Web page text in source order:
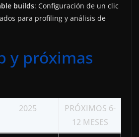
builds: Configuración de un clic
para profiling y análisis de
y próximas
2025
PRÓXIMOS 6-
12 MESES